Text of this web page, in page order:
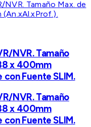
NVR. Tamaño
x 400mm
Fuente SLIM.
NVR. Tamaño
x 400mm
Fuente SLIM.